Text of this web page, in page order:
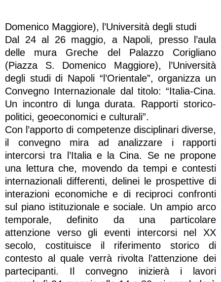
Domenico Maggiore), l’Università degli studi
Dal 24 al 26 maggio, a Napoli, presso l’aula
delle mura Greche del Palazzo Corigliano
(Piazza S. Domenico Maggiore), l’Università
degli studi di Napoli “l’Orientale”, organizza un
Convegno Internazionale dal titolo: “Italia-Cina.
Un incontro di lunga durata. Rapporti storico-
politici, geoeconomici e culturali”.
Con l’apporto di competenze disciplinari diverse,
il convegno mira ad analizzare i rapporti
intercorsi tra l’Italia e la Cina. Se ne propone
una lettura che, movendo da tempi e contesti
internazionali differenti, delinei le prospettive di
interazioni economiche e di reciproci confronti
sul piano istituzionale e sociale. Un ampio arco
temporale, definito da una particolare
attenzione verso gli eventi intercorsi nel XX
secolo, costituisce il riferimento storico di
contesto al quale verrà rivolta l’attenzione dei
partecipanti. Il convegno inizierà i lavori